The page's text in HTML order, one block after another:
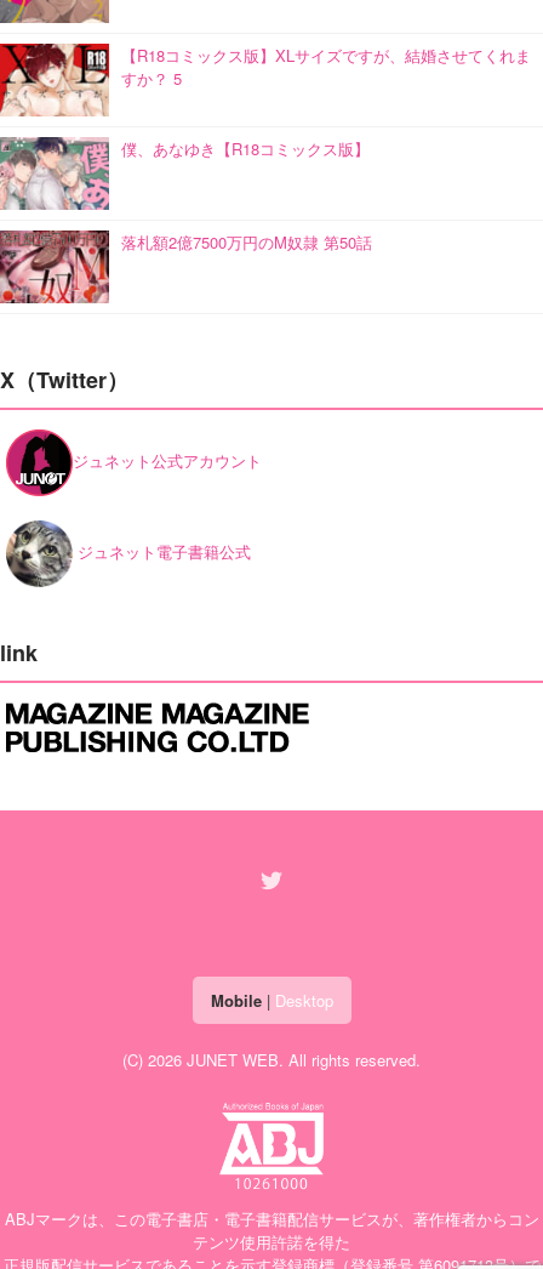
【R18コミックス版】XLサイズですが、結婚させてくれま
すか？ 5
僕、あなゆき【R18コミックス版】
落札額2億7500万円のM奴隷 第50話
X（Twitter）
ジュネット公式アカウント
ジュネット電子書籍公式
link
Mobile| Desktop
(C) 2026 JUNET WEB. All rights reserved.
ABJマークは、この電子書店・電子書籍配信サービスが、著作権者からコン
テンツ使用許諾を得た